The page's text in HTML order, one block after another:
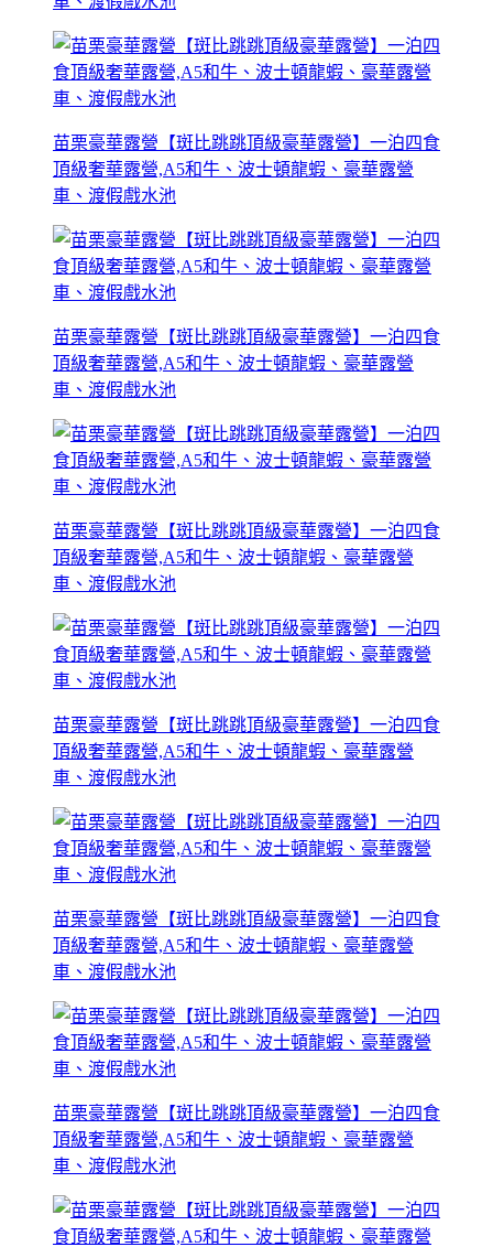
苗栗豪華露營【斑比跳跳頂級豪華露營】一泊四食
頂級奢華露營,A5和牛、波士頓龍蝦、豪華露營
車、渡假戲水池
苗栗豪華露營【斑比跳跳頂級豪華露營】一泊四食
頂級奢華露營,A5和牛、波士頓龍蝦、豪華露營
車、渡假戲水池
苗栗豪華露營【斑比跳跳頂級豪華露營】一泊四食
頂級奢華露營,A5和牛、波士頓龍蝦、豪華露營
車、渡假戲水池
苗栗豪華露營【斑比跳跳頂級豪華露營】一泊四食
頂級奢華露營,A5和牛、波士頓龍蝦、豪華露營
車、渡假戲水池
苗栗豪華露營【斑比跳跳頂級豪華露營】一泊四食
頂級奢華露營,A5和牛、波士頓龍蝦、豪華露營
車、渡假戲水池
苗栗豪華露營【斑比跳跳頂級豪華露營】一泊四食
頂級奢華露營,A5和牛、波士頓龍蝦、豪華露營
車、渡假戲水池